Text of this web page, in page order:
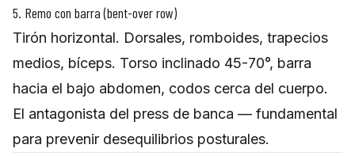
5. Remo con barra (bent-over row)
Tirón horizontal. Dorsales, romboides, trapecios
medios, bíceps. Torso inclinado 45-70°, barra
hacia el bajo abdomen, codos cerca del cuerpo.
El antagonista del press de banca — fundamental
para prevenir desequilibrios posturales.